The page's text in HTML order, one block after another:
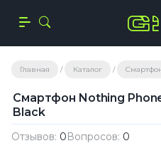
Главная Каталог
Смартфон Nothing
Black
Отзывов: 0Вопросов: 0